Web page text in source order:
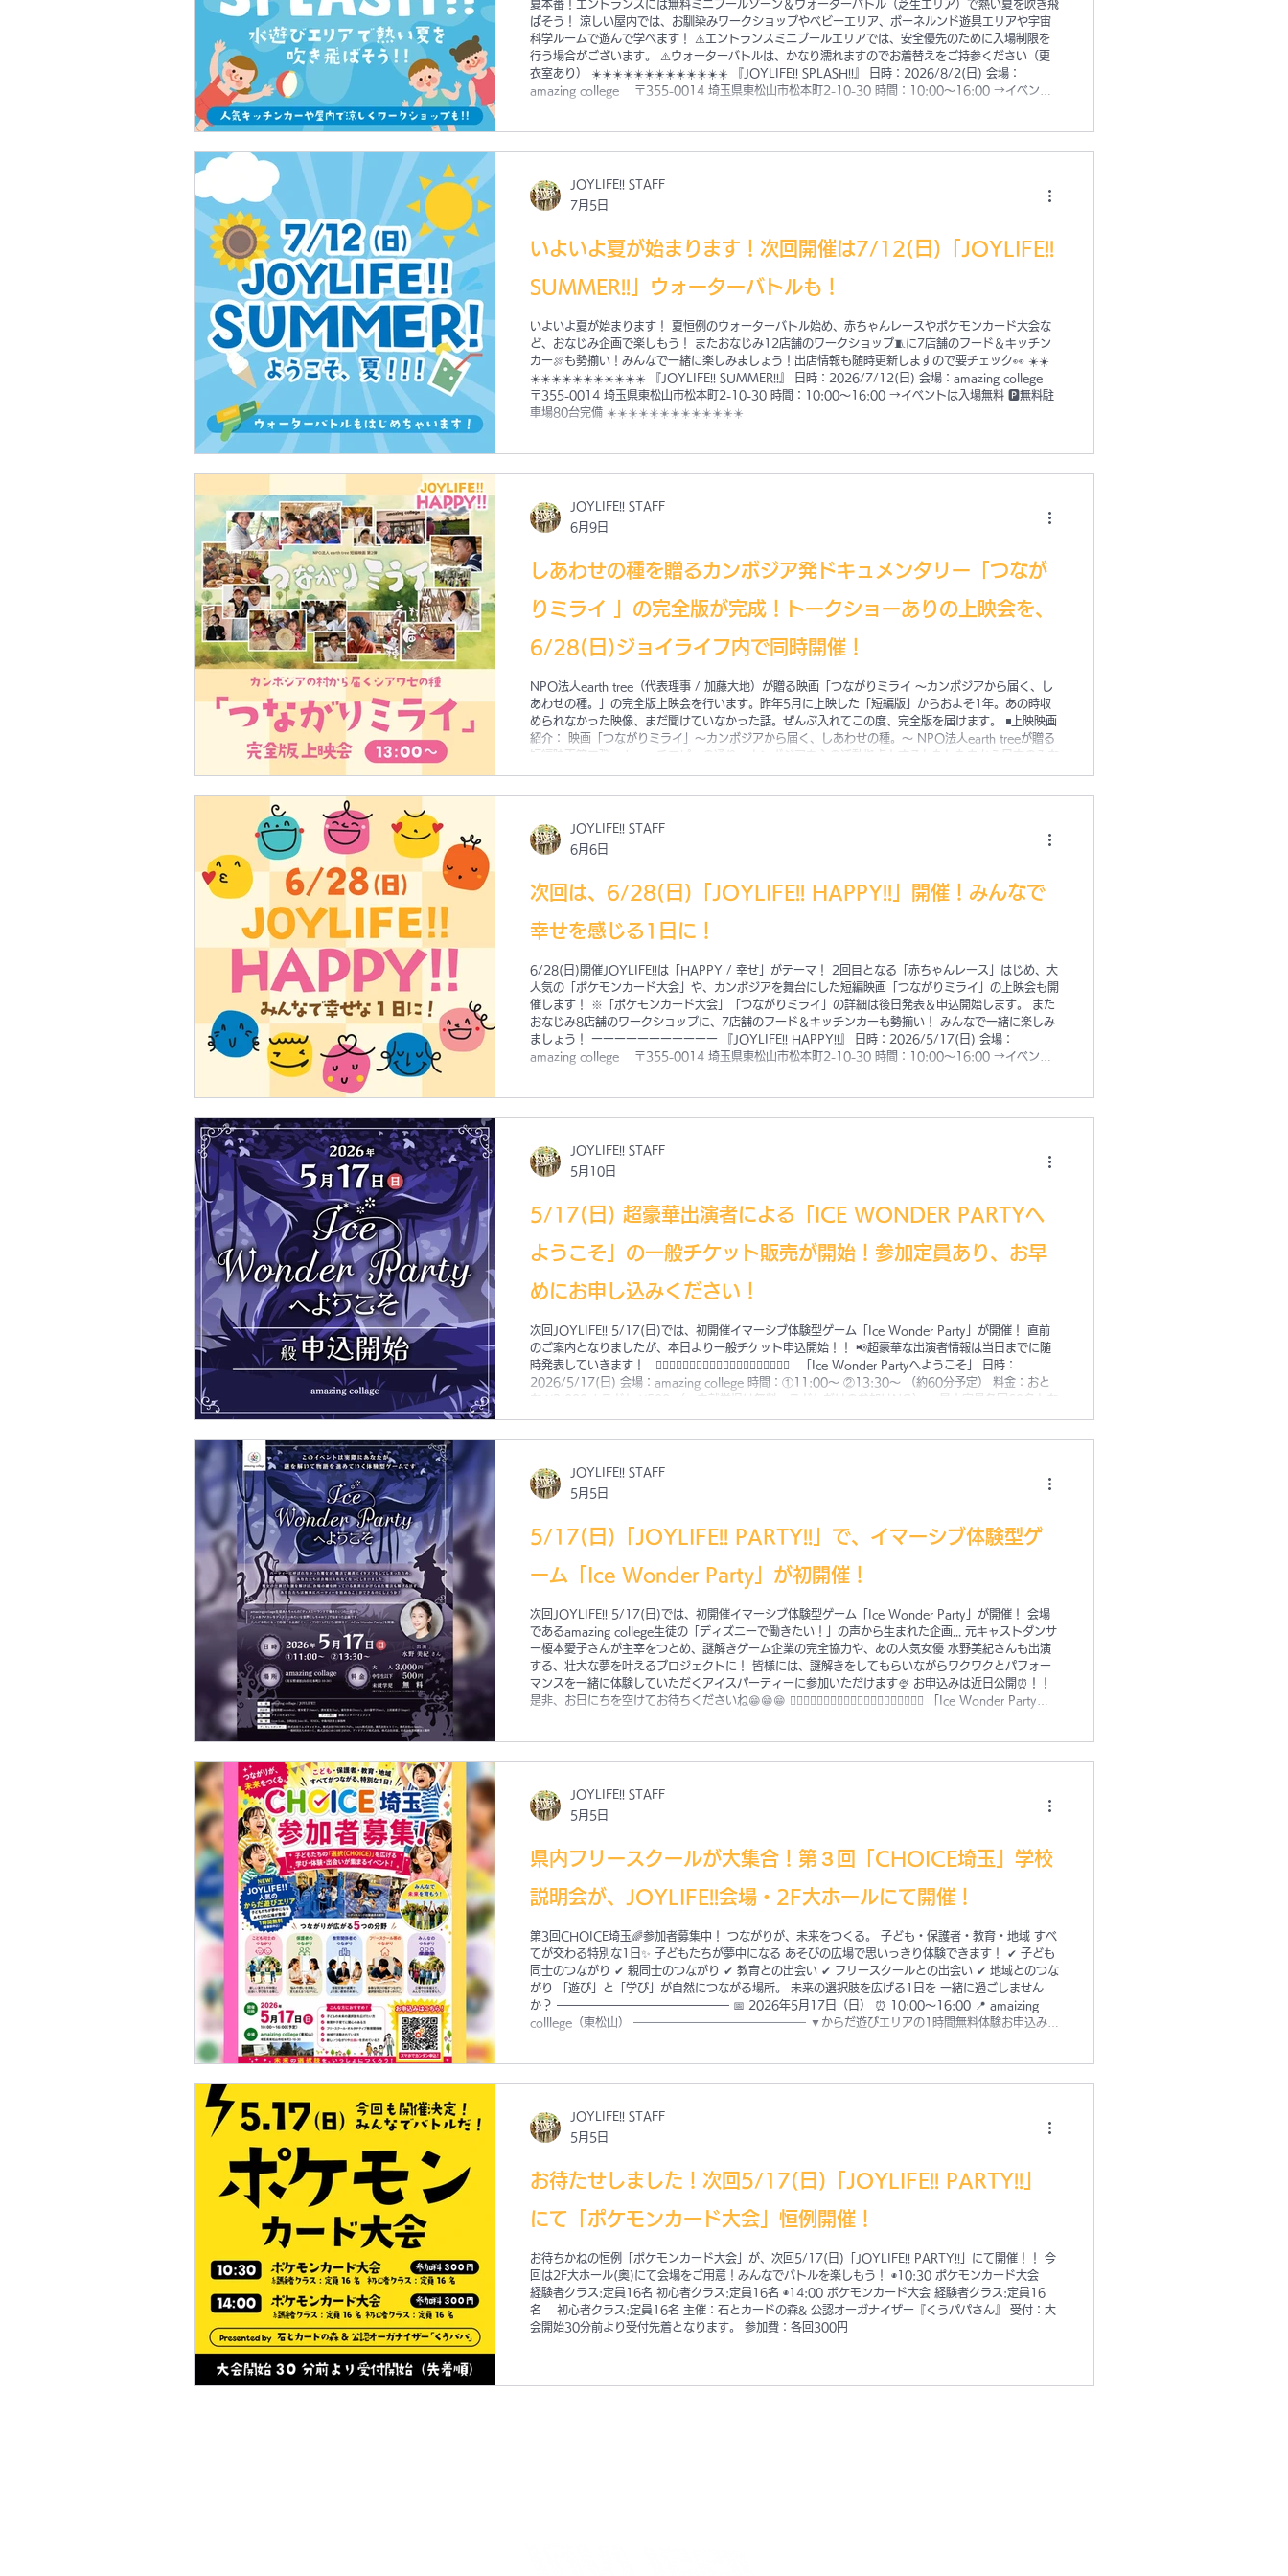
夏本番！エントランスには無料ミニプールゾーン＆ウォーターバトル（芝生エリア）で熱い夏を吹き飛
ばそう！ 涼しい屋内では、お馴染みワークショップやベビーエリア、ボーネルンド遊具エリアや宇宙
科学ルームで遊んで学べます！ ⚠️エントランスミニプールエリアでは、安全優先のために入場制限を
行う場合がございます。 ⚠️ウォーターバトルは、かなり濡れますのでお着替えをご持参ください（更
衣室あり） ☀️☀️☀️☀️☀️☀️☀️☀️☀️☀️☀️☀️☀️ 『JOYLIFE!! SPLASH!!』 日時：2026/8/2(日) 会場：
amazing college 〒355-0014 埼玉県東松山市松本町2-10-30 時間：10:00〜16:00 →イベント
いよいよ夏が始まります！次回開催は7/12(日)「JOYLIFE!!
SUMMER!!」ウォーターバトルも！
いよいよ夏が始まります！ 夏恒例のウォーターバトル始め、​赤ちゃんレースやポケモンカード大会な
ど、おなじみ企画で楽しもう！ またおなじみ12店舗のワークショップ🧵に7店舗のフード＆キッチン
カー🍖も勢揃い！みんなで一緒に楽しみましょう！出店情報も随時更新しますので要チェック👀 ☀️☀️
☀️☀️☀️☀️☀️☀️☀️☀️☀️☀️☀️ 『JOYLIFE!! SUMMER!!』 日時：2026/7/12(日) 会場：amazing college
〒355-0014 埼玉県東松山市松本町2-10-30 時間：10:00〜16:00 →イベントは入場無料 🅿️無料駐
車場80台完備 ☀️☀️☀️☀️☀️☀️☀️☀️☀️☀️☀️☀️☀️
JOYLIFE!! STAFF
7月5日
しあわせの種を贈るカンボジア発ドキュメンタリー「つなが
りミライ 」の完全版が完成！トークショーありの上映会を、
6/28(日)ジョイライフ内で同時開催！
NPO法人earth tree（代表理事 / 加藤大地）が贈る映画「つながりミライ 〜カンボジアから届く、し
あわせの種。」の完全版上映会を行います。昨年5月に上映した「短編版」からおよそ1年。あの時収
められなかった映像、まだ聞けていなかった話。ぜんぶ入れてこの度、完全版を届けます。 ◾️上映映画
紹介： 映画「つながりミライ」〜カンボジアから届く、しあわせの種。〜 NPO法人earth treeが贈る
短編映画第二弾。キャッチコピーの通り、カンボジアを主の活動拠点とするわたしたちから日本のみな
ました。多くのインタビューとリアルな日常の景色をカメラにおさめ、それぞれの立場の人が考える
「しあわせ・つながり・未来」を紡いだ作品です。 ◾️タイムスケジュール： 【開場＆受付開始】：
JOYLIFE!! STAFF
6月9日
次回は、6/28(日)「JOYLIFE!! HAPPY!!」開催！みんなで
幸せを感じる1日に！
6/28(日)開催JOYLIFE!!は「HAPPY / 幸せ」がテーマ！ 2回目となる「赤ちゃんレース」はじめ、大
人気の「ポケモンカード大会」や、カンボジアを舞台にした短編映画「つながりミライ」の上映会も開
催します！ ※「ポケモンカード大会」「つながりミライ」の詳細は後日発表＆申込開始します。 また
おなじみ8店舗のワークショップに、7店舗のフード＆キッチンカーも勢揃い！ みんなで一緒に楽しみ
ましょう！ ーーーーーーーーーーー 『JOYLIFE!! HAPPY!!』 日時：2026/5/17(日) 会場：
amazing college 〒355-0014 埼玉県東松山市松本町2-10-30 時間：10:00〜16:00 →イベント
JOYLIFE!! STAFF
6月6日
5/17(日) 超豪華出演者による「ICE WONDER PARTYへ
ようこそ」の一般チケット販売が開始！参加定員あり、お早
めにお申し込みください！
次回JOYLIFE!! 5/17(日)では、初開催イマーシブ体験型ゲーム「Ice Wonder Party」が開催！ 直前
のご案内となりましたが、本日より一般チケット申込開始！！ 📢超豪華な出演者情報は当日までに随
時発表していきます！ 🧙‍♀️🧙‍♀️🧙‍♀️🧙‍♀️🧙‍♀️🧙‍♀️🧙‍♀️🧙‍♀️🧙‍♀️🧙‍♀️ 「Ice Wonder Partyへようこそ」 日時：
2026/5/17(日) 会場：amazing college 時間：①11:00〜 ②13:30〜 （約60分予定） 料金：おと
な ¥3,000 / こども ¥500 （＊未就学児は無料・こどもだけの参加はNG） ＊最大定員各回60名とな
JOYLIFE!! STAFF
5月10日
5/17(日)「JOYLIFE!! PARTY!!」で、イマーシブ体験型ゲ
ーム「Ice Wonder Party」が初開催！
次回JOYLIFE!! 5/17(日)では、初開催イマーシブ体験型ゲーム「Ice Wonder Party」が開催！ 会場
であるamazing college生徒の「ディズニーで働きたい！」の声から生まれた企画... 元キャストダンサ
ー榎本愛子さんが主宰をつとめ、謎解きゲーム企業の完全協力や、あの人気女優 水野美紀さんも出演
する、壮大な夢を叶えるプロジェクトに！ 皆様には、謎解きをしてもらいながらワクワクとパフォー
マンスを一緒に体験していただくアイスパーティーに参加いただけます🍨 お申込みは近日公開⏰！！
是非、お日にちを空けてお待ちくださいね😁😁😁 🧙‍♀️🧙‍♀️🧙‍♀️🧙‍♀️🧙‍♀️🧙‍♀️🧙‍♀️🧙‍♀️🧙‍♀️🧙‍♀️ 「Ice Wonder Party」
JOYLIFE!! STAFF
5月5日
県内フリースクールが大集合！第３回「CHOICE埼玉」学校
説明会が、JOYLIFE!!会場・2F大ホールにて開催！
第3回CHOICE埼玉🌈参加者募集中！ つながりが、未来をつくる。 子ども・保護者・教育・地域 すべ
てが交わる特別な1日✨ 子どもたちが夢中になる あそびの広場で思いっきり体験できます！ ✔ 子ども
同士のつながり ✔ 親同士のつながり ✔ 教育との出会い ✔ フリースクールとの出会い ✔ 地域とのつな
がり 「遊び」と「学び」が自然につながる場所。 未来の選択肢を広げる1日を 一緒に過ごしません
か？ ━━━━━━━━━━━━━━━ 📅 2026年5月17日（日） ⏰ 10:00〜16:00 📍 amaizing
colllege（東松山） ━━━━━━━━━━━━━━━ ▼からだ遊びエリアの1時間無料体験お申込みは
JOYLIFE!! STAFF
5月5日
お待たせしました！次回5/17(日)「JOYLIFE!! PARTY!!」
にて「ポケモンカード大会」恒例開催！
お待ちかねの恒例「ポケモンカード大会」が、次回5/17(日)「JOYLIFE!! PARTY!!」にて開催！！ 今
回は2F大ホール(奥)にて会場をご用意！みんなでバトルを楽しもう！ ◉10:30 ポケモンカード大会
経験者クラス:定員16名 初心者クラス:定員16名 ◉14:00 ポケモンカード大会 経験者クラス:定員16
名 初心者クラス:定員16名 主催：石とカードの森& 公認オーガナイザー『くうパパさん』 受付：大
会開始30分前より受付先着となります。 参加費：各回300円
JOYLIFE!! STAFF
5月5日